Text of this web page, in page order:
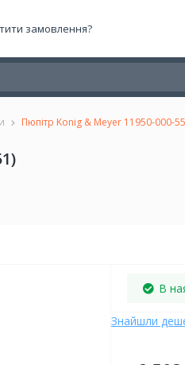
замовлення?
Пюпітр Konig & Meyer 11950-000-55
В
Знайшли